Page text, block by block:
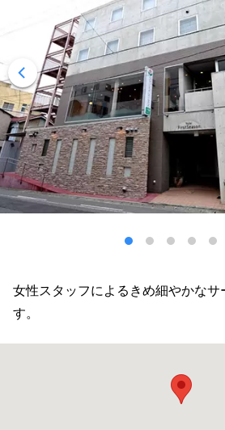
女性スタッフによるきめ細やかなサ
す。